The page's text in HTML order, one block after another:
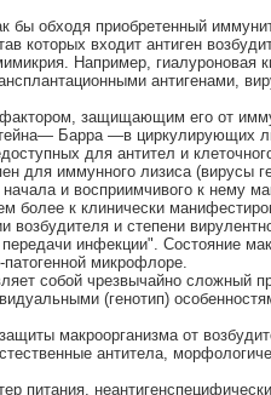
бы обходя приобретенный
которых входит антиген
Например, гиалуроновая
антигенами,
защищающим его от
Барра —в циркулирующих
для антител и
для иммунного лизиса (вирусы
и восприимчивого к нему
более к клинически
возбудителя и степени
инфекции". Состояние
микрофлоре.
собой чрезвычайно
(генотип)
макроорганизма от
антитела,
питания,